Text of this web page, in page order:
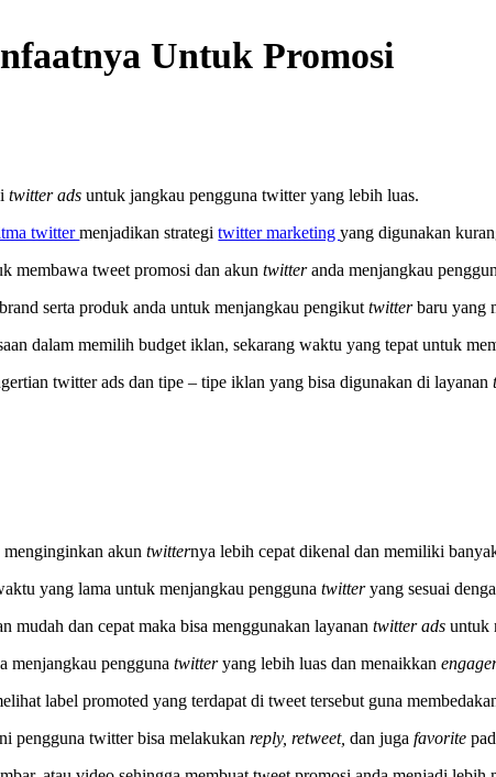
Untuk Promosi
twitter adsuntuk jangkau pengguna twitter yang lebih luas.
twittermenjadikan strategitwitter marketingyang digunakan
membawa tweet promosi dan akuntwitteranda menjangkau
serta produk anda untuk menjangkau pengikuttwitterbaru yang
dalam memilih budget iklan, sekarang waktu yang tepat untuk
twitter ads dan tipe – tipe iklan yang bisa digunakan di layanan
menginginkan akuntwitternya lebih cepat dikenal dan memiliki
yang lama untuk menjangkau penggunatwitteryang sesuai
mudah dan cepat maka bisa menggunakan layanantwitter ads untuk
menjangkau pengguna twitteryang lebih luas dan menaikkan
label promoted yang terdapat di tweet tersebut guna
pengguna twitter bisa melakukanreply, retweet, dan jugafavorite